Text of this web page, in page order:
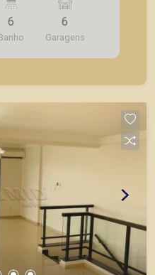
jantar; - Sacada; -
- Lavanderia; -
completa de serviço; -
churrasqueira; - 6
prontos, usados
da cidade
6 6
Garagens